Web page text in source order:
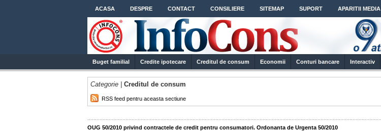
ACASA DESPRE CONTACT CONSILIERE SITEMAP SUPORT APARITII MEDIA
Buget familial Credite ipotecare Creditul de consum Economii Conturi bancare Interactiv
Categorie | Creditul de consum
RSS feed pentru aceasta sectiune
OUG 50/2010 privind contractele de credit pentru consumatori. Ordonanta de Urgenta 50/2010